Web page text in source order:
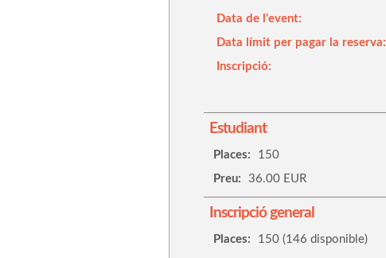
Data de l'event:
Data límit per pagar la reserva:
Inscripció:
Estudiant
Places:
150
Preu:
36.00 EUR
Inscripció general
Places:
150 (146 disponible)